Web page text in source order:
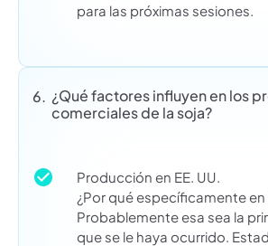
para las próximas sesiones.
6. ¿Qué factores influyen en los
comerciales de la soja?
Producción en EE. UU.
¿Por qué específicamente en
Probablemente esa sea la
que se le haya ocurrido.